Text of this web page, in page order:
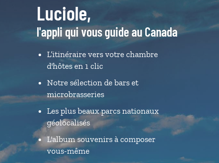
Luciole,
l'appli qui vous guide au Canada
L’itinéraire vers votre chambre
d'hôtes en 1 clic
Notre sélection de bars et
microbrasseries
Les plus beaux parcs nationaux
géolocalisés
L'album souvenirs à composer
vous-même